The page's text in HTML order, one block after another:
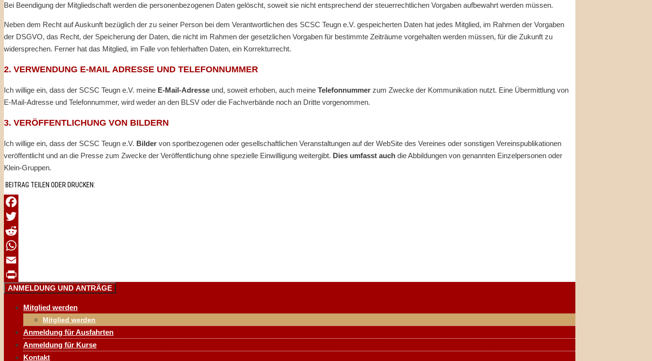
Bei Beendigung der Mitgliedschaft werden die personenbezogenen Daten gelöscht, soweit sie nicht entsprechend der steuerrechtlichen Vorgaben aufbewahrt werden müssen.
Neben dem Recht auf Auskunft bezüglich der zu seiner Person bei dem Verantwortlichen des SCSC Teugn e.V. gespeicherten Daten hat jedes Mitglied, im Rahmen der Vorgaben
der DSGVO, das Recht, der Speicherung der Daten, die nicht im Rahmen der gesetzlichen Vorgaben für bestimmte Zeiträume vorgehalten werden müssen, für die Zukunft zu
widersprechen. Ferner hat das Mitglied, im Falle von fehlerhaften Daten, ein Korrekturrecht.
2. VERWENDUNG E-MAIL ADRESSE UND TELEFONNUMMER
Ich willige ein, dass der SCSC Teugn e.V. meine E-Mail-Adresse und, soweit erhoben, auch meine Telefonnummer zum Zwecke der Kommunikation nutzt. Eine Übermittlung von
E-Mail-Adresse und Telefonnummer, wird weder an den BLSV oder die Fachverbände noch an Dritte vorgenommen.
3. VERÖFFENTLICHUNG VON BILDERN
Ich willige ein, dass der SCSC Teugn e.V. Bilder von sportbezogenen oder gesellschaftlichen Veranstaltungen auf der WebSite des Vereines oder sonstigen Vereinspublikationen
veröffentlicht und an die Presse zum Zwecke der Veröffentlichung ohne spezielle Einwilligung weitergibt. Dies umfasst auch die Abbildungen von genannten Einzelpersonen oder
Klein-Gruppen.
BEITRAG TEILEN ODER DRUCKEN:
Facebook
Twitter
Reddit
WhatsApp
Email
Print
ANMELDUNG UND ANTRÄGE
Mitglied werden
Mitglied werden
Anmeldung für Ausfahrten
Anmeldung für Kurse
Kontakt